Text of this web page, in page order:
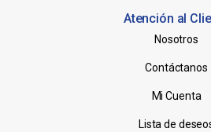
Atención al
Nosotros
Contáctanos
Mi Cuenta
Lista de